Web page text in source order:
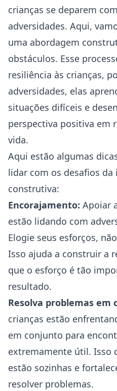
crianças se deparem
adversidades. Aqui,
uma abordagem
obstáculos. Esse
resiliência às crianças,
adversidades, elas
situações difíceis e
perspectiva positiva em
vida.
Aqui estão algumas
lidar com os desafios
construtiva:
Encorajamento: Apoiar
estão lidando com
Elogie seus esforços,
Isso ajuda a construir a
que o esforço é tão
resultado.
Resolva problemas em
crianças estão
em conjunto para
extremamente útil. Isso
estão sozinhas e
resolver problemas.